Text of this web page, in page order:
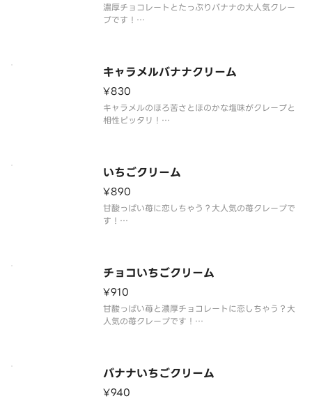
濃厚チョコレートとたっぷりバナナの大人気クレー
プです！
キャラメルバナナクリーム
¥830
キャラメルのほろ苦さとほのかな塩味がクレープと
相性ピッタリ！
いちごクリーム
¥890
甘酸っぱい苺に恋しちゃう？大人気の苺クレープで
す！
チョコいちごクリーム
¥910
甘酸っぱい苺と濃厚チョコレートに恋しちゃう？大
人気の苺クレープです！
バナナいちごクリーム
¥940